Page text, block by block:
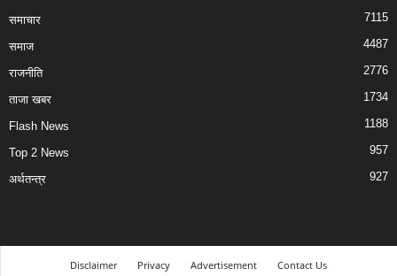
समाचार 7115
समाज 4487
राजनीति 2776
ताजा खबर 1734
Flash News 1188
Top 2 News 957
अर्थतन्त्र 927
Disclaimer Privacy Advertisement Contact Us